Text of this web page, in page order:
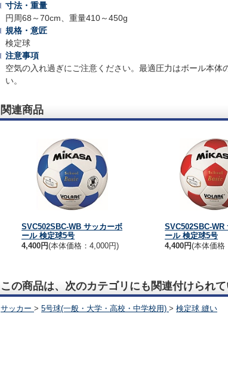
寸法・重量
円周68～70cm、重量410～450g
規格・意匠
検定球
注意事項
空気の入れ過ぎにご注意ください。最適圧力はボール本体
い。
関連商品
SVC502SBC-WB サッカーボ
ール 検定球5号
4,400円(本体価格：4,000円)
SVC502SBC-WR
ール 検定球5号
4,400円(本体価格
この商品は、次のカテゴリにも関連付けられて
サッカー > 5号球(一般・大学・高校・中学校用) > 検定球 縫い